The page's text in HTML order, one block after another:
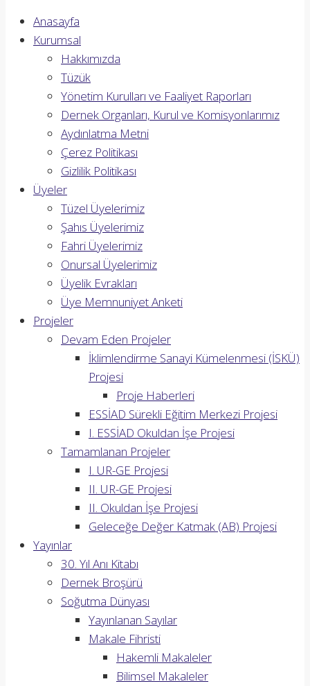
Anasayfa
Kurumsal
Hakkımızda
Tüzük
Yönetim Kurulları ve Faaliyet Raporları
Dernek Organları, Kurul ve Komisyonlarımız
Aydınlatma Metni
Çerez Politikası
Gizlilik Politikası
Üyeler
Tüzel Üyelerimiz
Şahıs Üyelerimiz
Fahri Üyelerimiz
Onursal Üyelerimiz
Üyelik Evrakları
Üye Memnuniyet Anketi
Projeler
Devam Eden Projeler
İklimlendirme Sanayi Kümelenmesi (İSKÜ)
Projesi
Proje Haberleri
ESSİAD Sürekli Eğitim Merkezi Projesi
I. ESSİAD Okuldan İşe Projesi
Tamamlanan Projeler
I. UR-GE Projesi
II. UR-GE Projesi
II. Okuldan İşe Projesi
Geleceğe Değer Katmak (AB) Projesi
Yayınlar
30. Yıl Anı Kitabı
Dernek Broşürü
Soğutma Dünyası
Yayınlanan Sayılar
Makale Fihristi
Hakemli Makaleler
Bilimsel Makaleler